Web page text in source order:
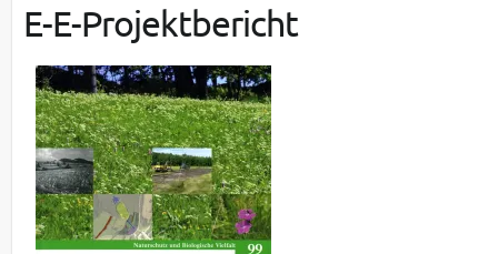
E-E-Projektbericht